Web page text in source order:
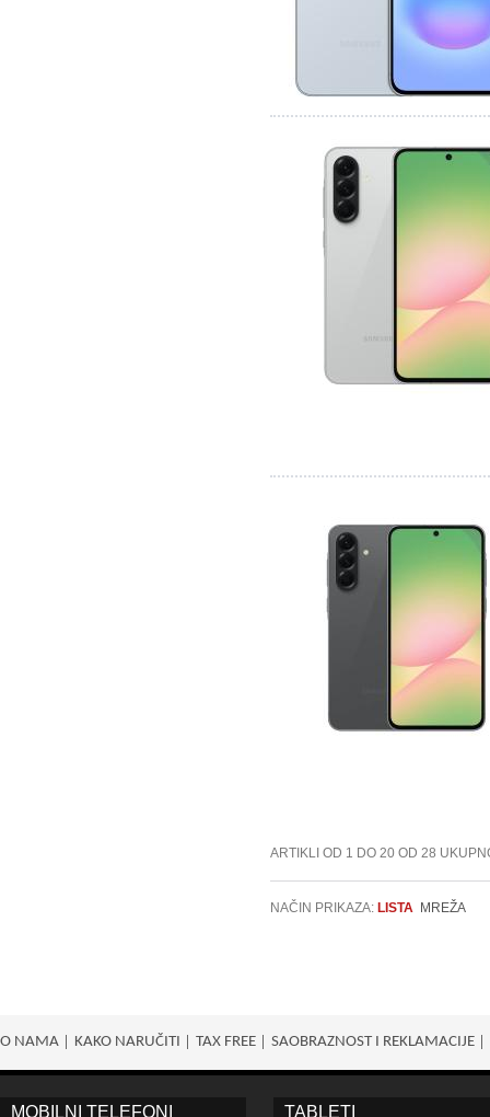
ARTIKLI OD 1 DO 20 OD 28
NAČIN PRIKAZA: LISTA MREŽA
O NAMA KAKO NARUČITI TAX FREE SAOBRAZNOST I REKLAMACIJE
MOBILNI TELEFONI TABLETI